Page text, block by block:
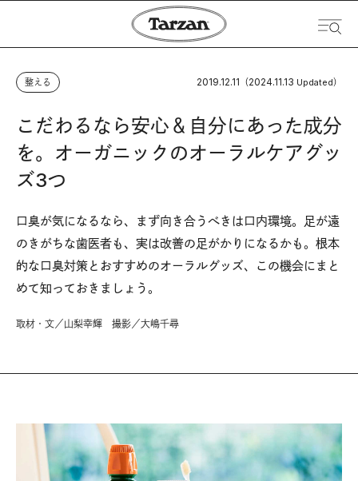
整える 2019.12.11 （2024.11.13 Updated）
こだわるなら安心＆自分にあった成分
を。オーガニックのオーラルケアグッ
ズ3つ
口臭が気になるなら、まず向き合うべきは口内環境。足が遠
のきがちな歯医者も、実は改善の足がかりになるかも。根本
的な口臭対策とおすすめのオーラルグッズ、この機会にまと
めて知っておきましょう。
取材・文／山梨幸輝 撮影／大嶋千尋